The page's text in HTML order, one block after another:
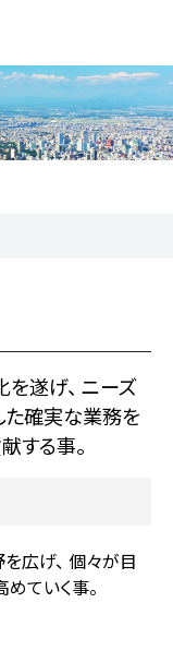
を遂げ、 ニーズ
た確実な業務を
する事。
広げ、 個々が目
ていく事。